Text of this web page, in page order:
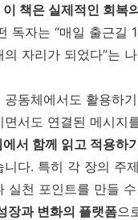
책은 실제적인 회복
독자는 “매일 출근길
자리가 되었다”는
공동체에서도 활용하
면서도 연결된 메시지
서 함께 읽고 적용하
니다. 특히 각 장의 주
실천 포인트를 만들
장과 변화의 플랫폼으